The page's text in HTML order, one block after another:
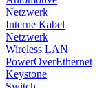
Netzwerk
Interne Kabel
Netzwerk
Wireless LAN
PowerOverEthernet
Keystone